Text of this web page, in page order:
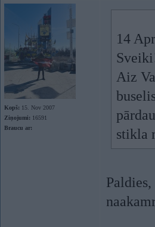
Kopš: 15. Nov 2007
Ziņojumi: 16591
Braucu ar:
14
Aiz
stikla